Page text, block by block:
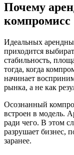
Почему
компромисс
Идеальных
приходится
стабильность,
тогда, когда
начинает
рынка, а не как
Осознанный
встроен в модель.
ради чего. В этом
разрушает бизнес,
заранее.